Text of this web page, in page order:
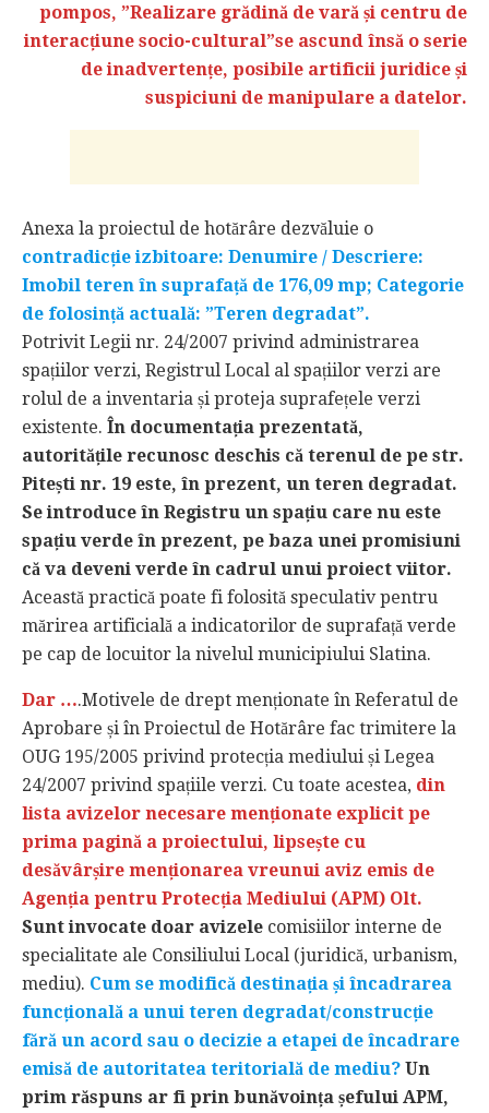
pompos, ”Realizare grădină de vară și centru de
interacțiune socio-cultural”se ascund însă o serie
de inadvertențe, posibile artificii juridice și
suspiciuni de manipulare a datelor.
Anexa la proiectul de hotărâre dezvăluie o
contradicție izbitoare: Denumire / Descriere:
Imobil teren în suprafață de 176,09 mp; Categorie
de folosință actuală: ”Teren degradat”.
Potrivit Legii nr. 24/2007 privind administrarea
spațiilor verzi, Registrul Local al spațiilor verzi are
rolul de a inventaria și proteja suprafețele verzi
existente. În documentația prezentată,
autoritățile recunosc deschis că terenul de pe str.
Pitești nr. 19 este, în prezent, un teren degradat.
Se introduce în Registru un spațiu care nu este
spațiu verde în prezent, pe baza unei promisiuni
că va deveni verde în cadrul unui proiect viitor.
Această practică poate fi folosită speculativ pentru
mărirea artificială a indicatorilor de suprafață verde
pe cap de locuitor la nivelul municipiului Slatina.
Dar ….Motivele de drept menționate în Referatul de
Aprobare și în Proiectul de Hotărâre fac trimitere la
OUG 195/2005 privind protecția mediului și Legea
24/2007 privind spațiile verzi. Cu toate acestea, din
lista avizelor necesare menționate explicit pe
prima pagină a proiectului, lipsește cu
desăvârșire menționarea vreunui aviz emis de
Agenția pentru Protecția Mediului (APM) Olt.
Sunt invocate doar avizele comisiilor interne de
specialitate ale Consiliului Local (juridică, urbanism,
mediu). Cum se modifică destinația și încadrarea
funcțională a unui teren degradat/construcție
fără un acord sau o decizie a etapei de încadrare
emisă de autoritatea teritorială de mediu? Un
prim răspuns ar fi prin bunăvoința șefului APM,